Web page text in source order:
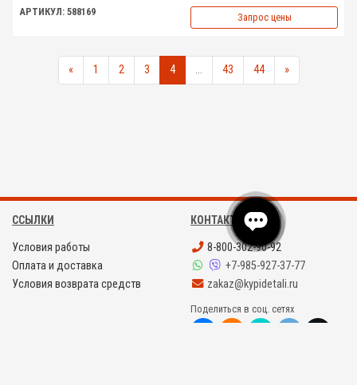
АРТИКУЛ: 588169 Запрос цены
« 1 2 3 4 ... 43 44 »
ССЫЛКИ
Условия работы
Оплата и доставка
Условия возврата средств
КОНТАКТЫ
8-800-302-90-92
+7-985-927-37-77
zakaz@kypidetali.ru
Поделиться в соц. сетях